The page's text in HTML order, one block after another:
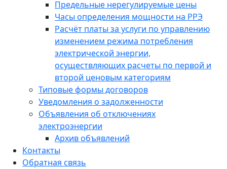
Предельные нерегулируемые цены
Часы определения мощности на РРЭ
Расчёт платы за услуги по управлению
изменением режима потребления
электрической энергии,
осуществляющих расчеты по первой и
второй ценовым категориям
Типовые формы договоров
Уведомления о задолженности
Объявления об отключениях
электроэнергии
Архив объявлений
Контакты
Обратная связь